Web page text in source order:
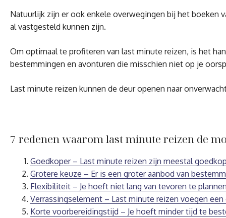
Natuurlijk zijn er ook enkele overwegingen bij het boeken
al vastgesteld kunnen zijn.
Om optimaal te profiteren van last minute reizen, is het
bestemmingen en avonturen die misschien niet op je
Last minute reizen kunnen de deur openen naar
7 redenen waarom last minute reizen de
Goedkoper – Last minute reizen zijn meestal
Grotere keuze – Er is een groter aanbod van
Flexibiliteit – Je hoeft niet lang van tevoren te
Verrassingselement – Last minute reizen voegen
Korte voorbereidingstijd – Je hoeft minder tijd te